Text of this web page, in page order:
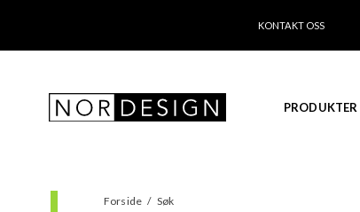
KONTAKT OSS
PRODUKTER
Forside / Søk